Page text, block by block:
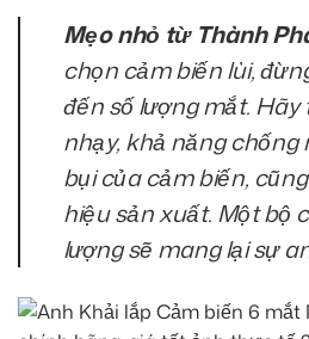
Mẹo nhỏ từ Thành
chọn cảm biến lùi,
đến số lượng mắt. Hãy
nhạy, khả năng chống
bụi của cảm biến,
hiệu sản xuất. Một bộ
lượng sẽ mang lại sự